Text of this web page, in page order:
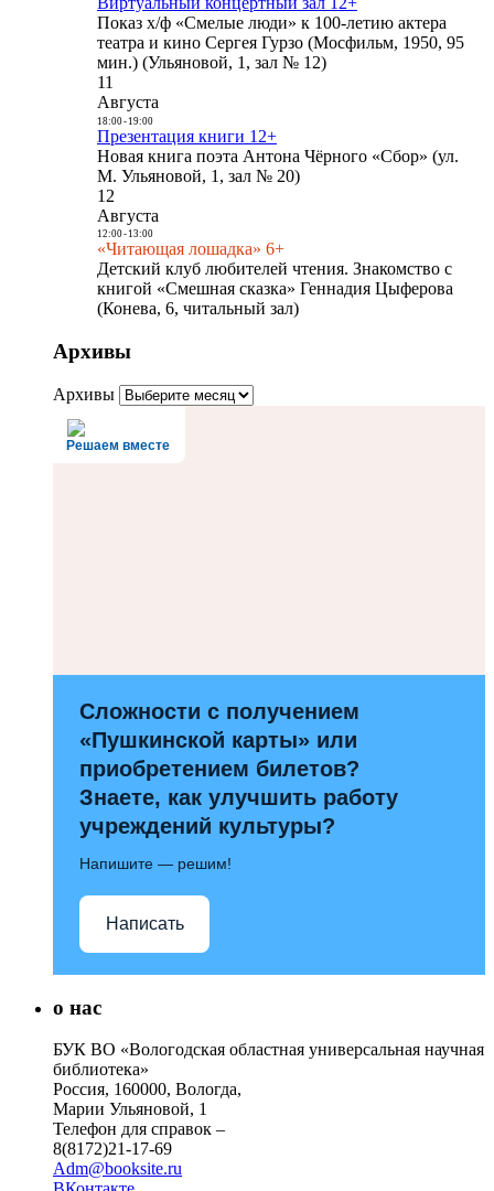
Показ х/ф «Смелые люди» к 100-летию актера
театра и кино Сергея Гурзо (Мосфильм, 1950, 95
мин.) (Ульяновой, 1, зал № 12)
11
Августа
18:00- 19:00
Презентация книги 12+
Новая книга поэта Антона Чёрного «Сбор» (ул.
М. Ульяновой, 1, зал № 20)
12
Августа
12:00- 13:00
«Читающая лошадка» 6+
Детский клуб любителей чтения. Знакомство с
книгой «Смешная сказка» Геннадия Цыферова
(Конева, 6, читальный зал)
Архивы
Архивы
Решаем вместе
Сложности с получением
«Пушкинской карты» или
приобретением билетов?
Знаете, как улучшить работу
учреждений культуры?
Напишите — решим!
Написать
о нас
БУК ВО «Вологодская областная универсальная научная
библиотека»
Россия, 160000, Вологда,
Марии Ульяновой, 1
Телефон для справок –
8(8172)21-17-69
Adm@booksite.ru